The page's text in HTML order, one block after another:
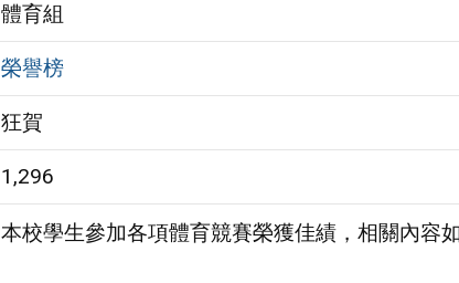
體育組
榮譽榜
狂賀
1,296
本校學生參加各項體育競賽榮獲佳績，相關內容